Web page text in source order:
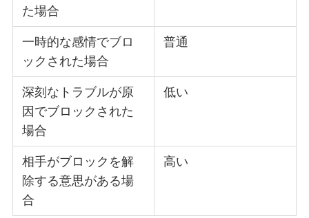
た場合
一時的な感情でブロ
ックされた場合
普通
深刻なトラブルが原
因でブロックされた
場合
低い
相手がブロックを解
除する意思がある場
合
高い